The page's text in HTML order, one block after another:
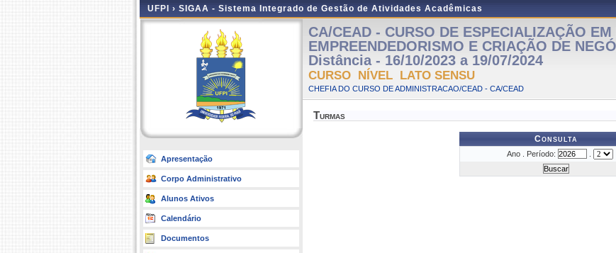
UFPI › SIGAA - Sistema Integrado de Gestão de Atividades Acadêmicas
Apresentação
Corpo Administrativo
Alunos Ativos
Calendário
Documentos
CA/CEAD - CURSO DE ESPECIALIZAÇÃO EM
EMPREENDEDORISMO E CRIAÇÃO DE
Distância - 16/10/2023 a 19/07/2024
CURSO NÍVEL LATO SENSU
CHEFIA DO CURSO DE ADMINISTRACAO/CEAD - CA/CEAD
Turmas
Consulta
Ano . Período: